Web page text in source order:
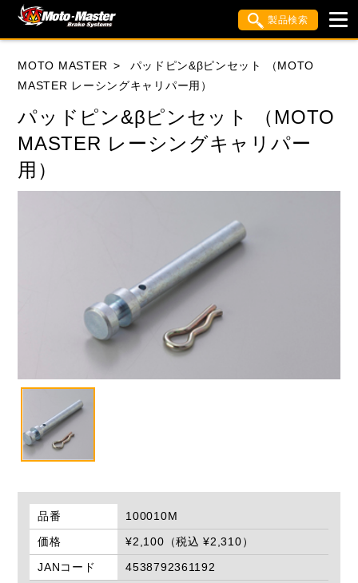
製品検索
車種検索
アイテム検索
HONDA YAMAHA SUZUKI
KAWASAKI
TRIUMPH
閉じる
MOTO MASTER
パッドピン&βピンセット （MOTO
MASTER レーシングキャリパー用）
パッドピン&βピンセット （MOTO
MASTER レーシングキャリパー
用）
品番
100010M
価格
¥2,100（税込 ¥2,310）
JANコード
4538792361192